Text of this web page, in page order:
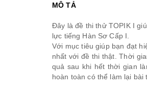
MÔ TẢ
Đây là đề thi thử TOPIK I
lực tiếng Hàn Sơ Cấp I.
Với mục tiêu giúp bạn đạt
nhất với đề thi thật. Thời
quả sau khi hết thời gian
hoàn toàn có thể làm lại bài